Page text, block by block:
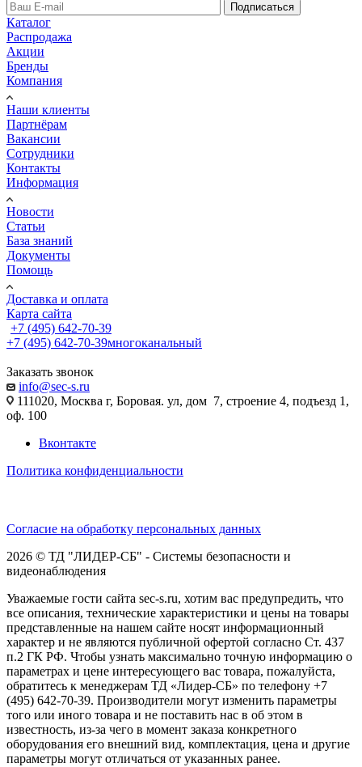
Подписаться
Каталог
Распродажа
Акции
Бренды
Компания
Наши клиенты
Партнёрам
Вакансии
Сотрудники
Контакты
Информация
Новости
Статьи
База знаний
Документы
Помощь
Доставка и оплата
Карта сайта
+7 (495) 642-70-39
+7 (495) 642-70-39многоканальный
Заказать звонок
info@sec-s.ru
111020, Москва г, Боровая. ул, дом 7, строение 4, подъезд 1,
оф. 100
Вконтакте
Политика конфиденциальности
Согласие на обработку персональных данных
2026 © ТД "ЛИДЕР-СБ" - Системы безопасности и
видеонаблюдения
Уважаемые гости сайта sec-s.ru, хотим вас предупредить, что
все описания, технические характеристики и цены на товары
представленные на нашем сайте носят информационный
характер и не являются публичной офертой согласно Ст. 437
п.2 ГК РФ. Чтобы узнать максимально точную информацию о
параметрах и цене интересующего вас товара, пожалуйста,
обратитесь к менеджерам ТД «Лидер-СБ» по телефону +7
(495) 642-70-39. Производители могут изменить параметры
того или иного товара и не поставить нас в об этом в
известность, из-за чего в момент заказа конкретного
оборудования его внешний вид, комплектация, цена и другие
параметры могут отличаться от указанных ранее.